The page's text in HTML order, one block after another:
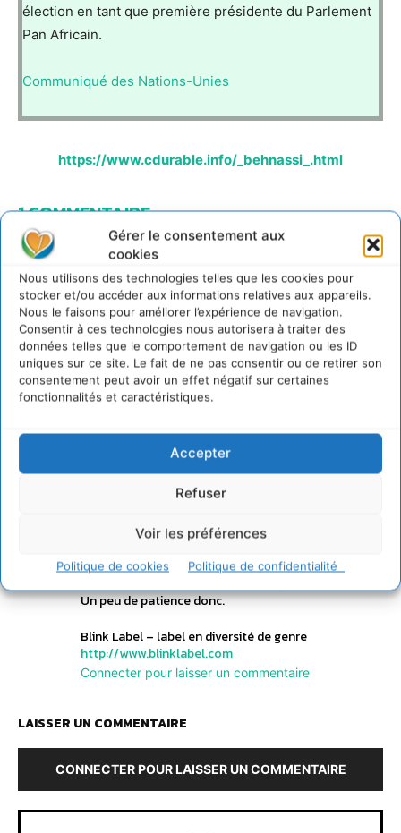
Gérer le consentement aux
cookies
Nous utilisons des technologies telles que les cookies pour
stocker et/ou accéder aux informations relatives aux appareils.
Nous le faisons pour améliorer l’expérience de navigation.
Consentir à ces technologies nous autorisera à traiter des
données telles que le comportement de navigation ou les ID
uniques sur ce site. Le fait de ne pas consentir ou de retirer son
consentement peut avoir un effet négatif sur certaines
fonctionnalités et caractéristiques.
Accepter
Refuser
Voir les préférences
Politique de cookies Politique de confidentialité
élection en tant que première présidente du Parlement
Pan Africain.
Communiqué des Nations-Unies
https://www.cdurable.info/_behnassi_.html
1 COMMENTAIRE
Christophe
30 septembre 2011 à 16h10
La Responsabilité Sociale des Entreprises et
l’Equité de Genre: L’approche
« Mainstreaming »
Indépendemment du point de vue éthique, une étude
de McKinsey démontre qu’une grande part des
dirigeants d’entreprise sont conscients que la mixité
est une source de performance économique et
De plus, intégrer la diversité de genre améliore la
réputation et l’image de marque en tant
qu’employeur (employer branding).
à initier les changements nécessaires. Peut-être que
consciente des enjeux de développement durable et
Un peu de patience donc.
Blink Label – label en diversité de genre
http://www.blinklabel.com
Connecter pour laisser un commentaire
LAISSER UN COMMENTAIRE
CONNECTER POUR LAISSER UN COMMENTAIRE